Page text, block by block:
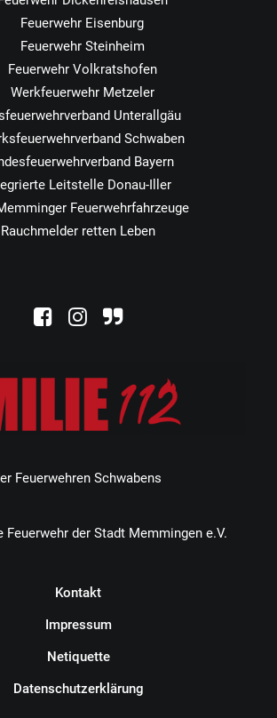
Feuerwehren Schwabens
Feuerwehr Eisenburg
Feuerwehr Steinheim
Feuerwehr Volkratshofen
Werkfeuerwehr Metzeler
Unterallgäu
Schwaben
Bayern
Leitstelle Donau-Iller
Feuerwehrfahrzeuge
Rauchmelder retten Leben
der Stadt Memmingen e.V.
Kontakt
Impressum
Netiquette
Datenschutzerklärung